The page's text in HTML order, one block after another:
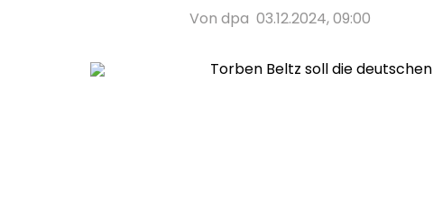
Von dpa 03.12.2024, 09:00